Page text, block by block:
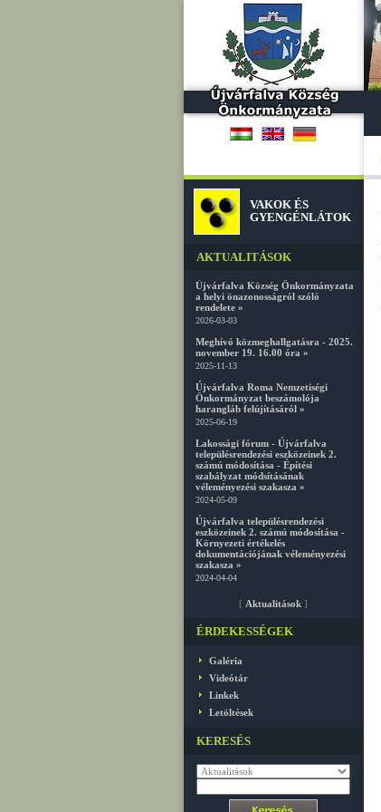
VAKOK ÉS
GYENGÉNLÁTOK
AKTUALITÁSOK
Újvárfalva Község Önkormányzata
a helyi önazonosságról szóló
rendelete »
2026-03-03
Meghívó közmeghallgatásra - 2025.
november 19. 16.00 óra »
2025-11-13
Újvárfalva Roma Nemzetiségi
Önkormányzat beszámolója
harangláb felújításáról »
2025-06-19
Lakossági fórum - Újvárfalva
településrendezési eszközeinek 2.
számú módosítása - Építési
szabályzat módsításának
véleményezési szakasza »
2024-05-09
Újvárfalva településrendezési
eszközeinek 2. számú módosítása -
Környezeti értékelés
dokumentációjának véleményezési
szakasza »
2024-04-04
[ Aktualitások ]
ÉRDEKESSÉGEK
Galéria
Videótár
Linkek
Letöltések
KERESÉS